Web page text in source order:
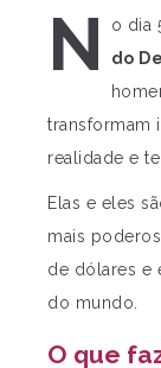
N o dia
do
transformam
realidade e
Elas e eles
mais
de dólares e
do mundo.
O que